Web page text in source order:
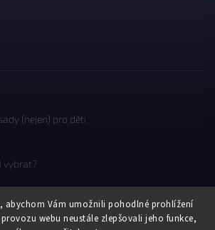
abychom Vám umožnili pohodlné prohlížení
webu neustále zlepšovali jeho funkce,
(nejen) pro děti
vybrat?
2025?